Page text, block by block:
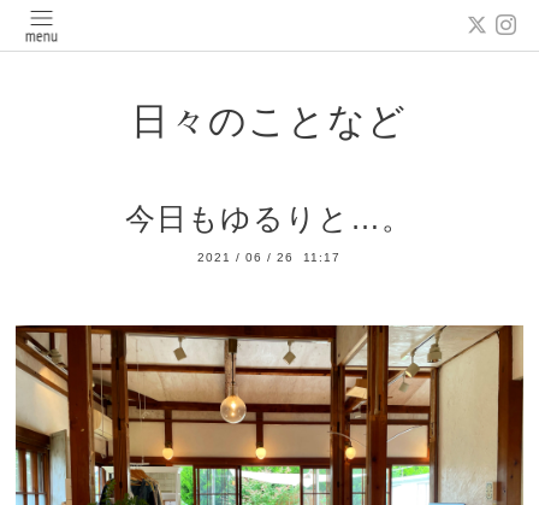
日々のことなど
今日もゆるりと…。
2021 /06 /26 11:17